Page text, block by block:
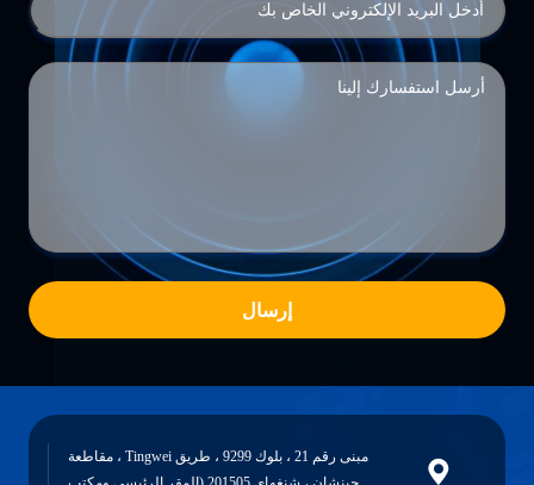
إرسال
مبنى رقم 21 ، بلوك 9299 ، طريق Tingwei ، مقاطعة